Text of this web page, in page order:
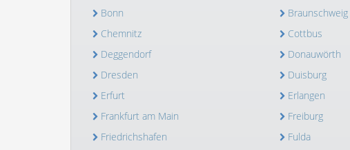
Bonn
Braunschweig
Chemnitz
Cottbus
Deggendorf
Donauwörth
Dresden
Duisburg
Erfurt
Erlangen
Frankfurt am Main
Freiburg
Friedrichshafen
Fulda